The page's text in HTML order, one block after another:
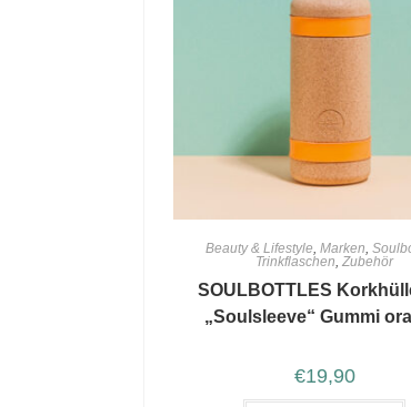
Beauty & Lifestyle ,Marken ,
Trinkflaschen ,Zubehör
SOULBOTTLES
„Soulsleeve“ Gummi
€19,90